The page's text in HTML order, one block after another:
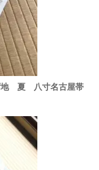
地 夏 八寸名古屋帯